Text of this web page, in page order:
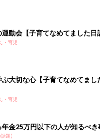
動会【子育てなめてました日
・育児
大切な心【子育てなめてまし
・育児
年金25万円以下の人が知るべき
話題)